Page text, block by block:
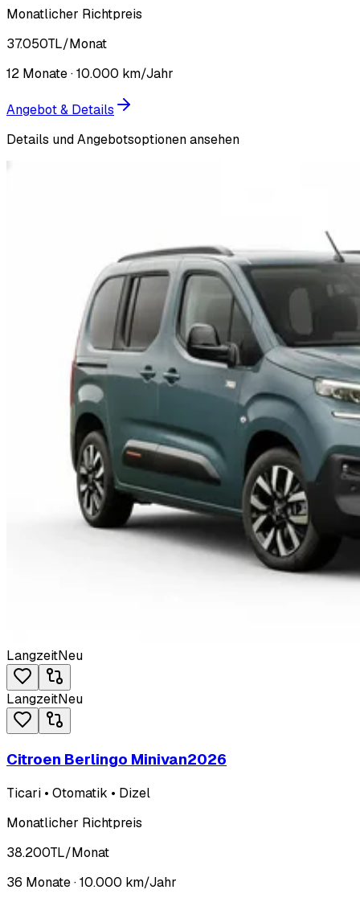
Monatlicher Richtpreis
37.050TL/Monat
12 Monate ·10.000 km/Jahr
Angebot & Details
Details und Angebotsoptionen ansehen
LangzeitNeu
LangzeitNeu
Citroen Berlingo Minivan2026
Ticari • Otomatik • Dizel
Monatlicher Richtpreis
38.200TL/Monat
36 Monate ·10.000 km/Jahr